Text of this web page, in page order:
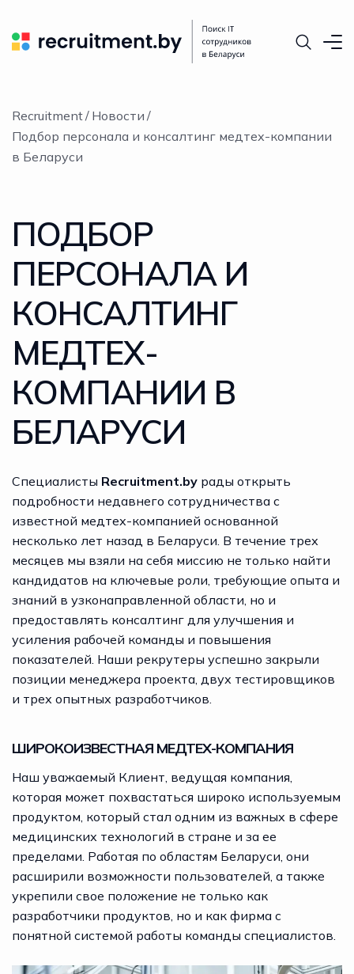
Recruitment Новости
Подбор персонала и консалтинг медтех-компании
в Беларуси
ПОДБОР
ПЕРСОНАЛА И
КОНСАЛТИНГ
МЕДТЕХ-
КОМПАНИИ В
БЕЛАРУСИ
Специалисты Recruitment.by рады открыть
подробности недавнего сотрудничества с
известной медтех-компанией основанной
несколько лет назад в Беларуси. В течение трех
месяцев мы взяли на себя миссию не только найти
кандидатов на ключевые роли, требующие опыта и
знаний в узконаправленной области, но и
предоставлять консалтинг для улучшения и
усиления рабочей команды и повышения
показателей. Наши рекрутеры успешно закрыли
позиции менеджера проекта, двух тестировщиков
и трех опытных разработчиков.
ШИРОКОИЗВЕСТНАЯ МЕДТЕХ-КОМПАНИЯ
Наш уважаемый Клиент, ведущая компания,
которая может похвастаться широко используемым
продуктом, который стал одним из важных в сфере
медицинских технологий в стране и за ее
пределами. Работая по областям Беларуси, они
расширили возможности пользователей, а также
укрепили свое положение не только как
разработчики продуктов, но и как фирма с
понятной системой работы команды специалистов.